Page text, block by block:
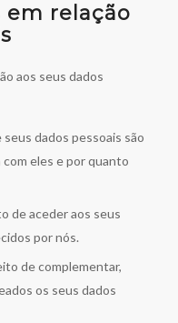
em relação
aos seus dados
dados pessoais são
eles e por quanto
de aceder aos seus
por nós.
de complementar,
os seus dados